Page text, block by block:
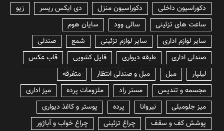
دکوراسیون داخلی
دکوراسیون منزل دی ایکس ریسر
زیو
ساعت های تزئینی
سالی وود
سایان هوم
سایر لوازم اداری
سایر لوازم تزئینی شمع
صندلی
صندلی اداری
طبقه دیواری فایل کشویی
قاب عکس
لیلپار
مبل مبل و صندلی انتظار
متفرقه
مجسمه و تندیس
مستر راد ملزومات پرده
میز اداری
میز جلومبلی
نیروانا پرده
پوستر و کاغذ دیواری
پوشش کف و سقف
چراغ تزئینی
چراغ خواب و آباژور